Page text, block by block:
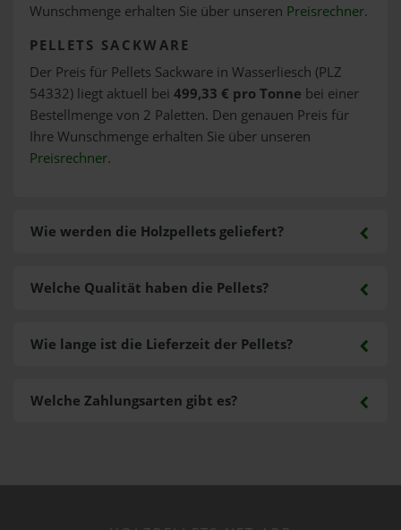
Wunschmenge erhalten Sie über unseren Preisrechner.
PELLETS SACKWARE
Der Preis für Pellets Sackware in Wasserliesch (PLZ
54332) liegt aktuell bei 499,33 € pro Tonne bei einer
Bestellmenge von 2 Paletten. Den genauen Preis für
Ihre Wunschmenge erhalten Sie über unseren
Preisrechner.
Wie werden die Holzpellets geliefert?
Welche Zahlungsarten gibt es?
Welche Qualität haben die Pellets?
Wie lange ist die Lieferzeit der Pellets?